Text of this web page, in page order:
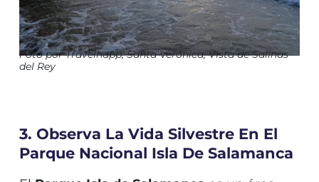
Foto por Travelhapp, Santa Verónica, Vista de Salinas
del Rey
3. Observa La Vida Silvestre En El
Parque Nacional Isla De Salamanca